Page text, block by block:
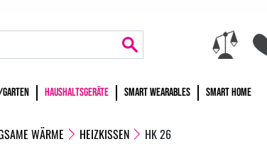
HAUSHALTSGERÄTE SMART WEARABLES SMART HOME
WÄRME HEIZKISSEN HK 26